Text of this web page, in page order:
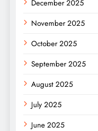
December 2025
November 2025
October 2025
September 2025
August 2025
July 2025
June 2025